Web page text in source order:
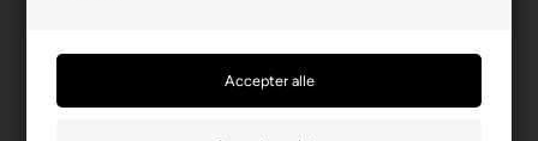
Ikke til børn under 3 år.
Indeholder små dele.